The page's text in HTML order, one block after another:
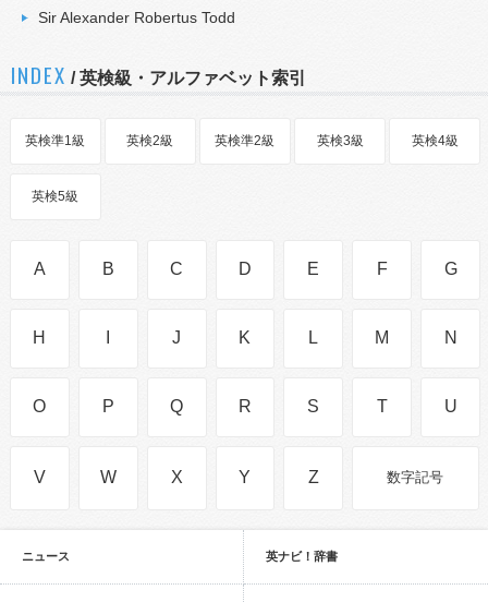
Sir Alexander Robertus Todd
INDEX / 英検級・アルファベット索引
英検準1級 英検2級 英検準2級 英検3級 英検4級
英検5級
A B C D E F G
H J K L M N
O P Q R S T U
V W X Y Z 数字記号
ニュース 英ナビ！辞書